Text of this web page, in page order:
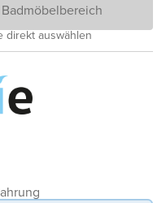
direkt auswählen